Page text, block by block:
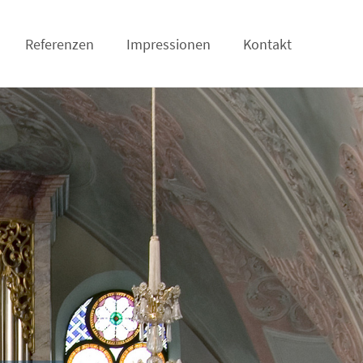
Referenzen Impressionen Kontakt